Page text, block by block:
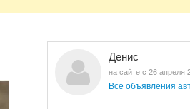
Денис
на сайте с 26 апреля
Все объявления